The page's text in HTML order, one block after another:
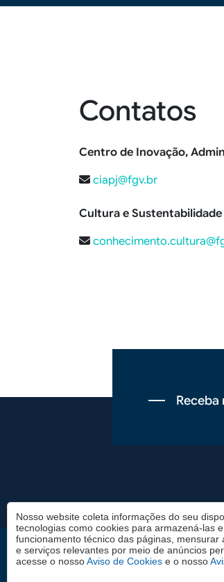
Contatos
Centro de Inovação,
ciapj@fgv.br
Cultura e Sustentabilidade
Receba
Rodapé
Rio de Janeiro
Nosso website coleta informações do seu
tecnologias como cookies para armazená-las
funcionamento técnico das páginas,
e serviços relevantes por meio de anúncios
acesse o nossoAviso de Cookies e o nosso